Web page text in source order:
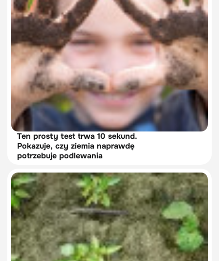
Ten prosty test trwa 10 sekund.
Pokazuje, czy ziemia naprawdę
potrzebuje podlewania